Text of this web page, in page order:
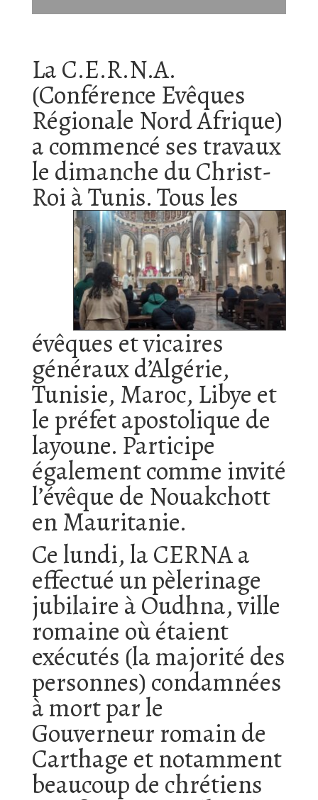
La C.E.R.N.A.
(Conférence Evêques
Régionale Nord Afrique)
a commencé ses travaux
le dimanche du Christ-
Roi à Tunis.Tous les
évêques et vicaires
généraux d’Algérie,
Tunisie, Maroc, Libye et
le préfet apostolique de
layoune. Participe
également comme invité
l’évêque de Nouakchott
en Mauritanie.
Ce lundi, la CERNA a
effectué un pèlerinage
jubilaire à Oudhna, ville
romaine où étaient
exécutés (la majorité des
personnes) condamnées
à mort par le
Gouverneur romain de
Carthage et notamment
beaucoup de chrétiens